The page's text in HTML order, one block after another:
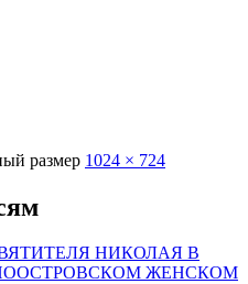
размер 1024 × 724
НИКОЛАЯ В
ЖЕНСКОМ